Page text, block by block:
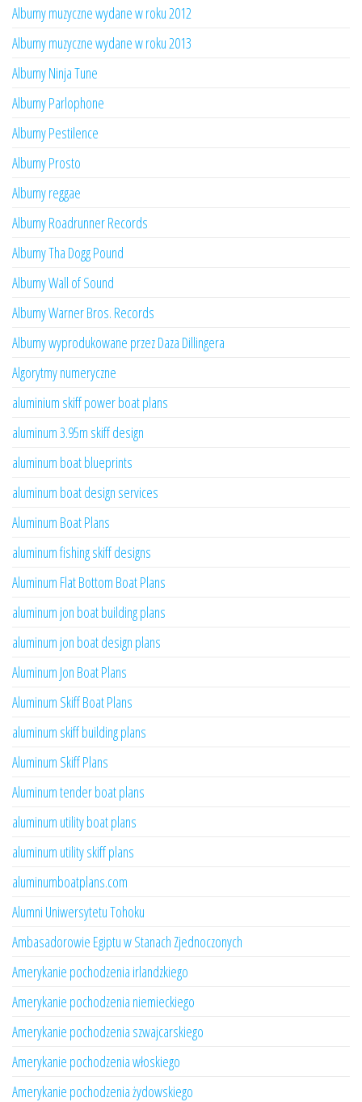
Albumy muzyczne wydane w roku 2012
Albumy muzyczne wydane w roku 2013
Albumy Ninja Tune
Albumy Parlophone
Albumy Pestilence
Albumy Prosto
Albumy reggae
Albumy Roadrunner Records
Albumy Tha Dogg Pound
Albumy Wall of Sound
Albumy Warner Bros. Records
Albumy wyprodukowane przez Daza Dillingera
Algorytmy numeryczne
aluminium skiff power boat plans
aluminum 3.95m skiff design
aluminum boat blueprints
aluminum boat design services
Aluminum Boat Plans
aluminum fishing skiff designs
Aluminum Flat Bottom Boat Plans
aluminum jon boat building plans
aluminum jon boat design plans
Aluminum Jon Boat Plans
Aluminum Skiff Boat Plans
aluminum skiff building plans
Aluminum Skiff Plans
Aluminum tender boat plans
aluminum utility boat plans
aluminum utility skiff plans
aluminumboatplans.com
Alumni Uniwersytetu Tohoku
Ambasadorowie Egiptu w Stanach Zjednoczonych
Amerykanie pochodzenia irlandzkiego
Amerykanie pochodzenia niemieckiego
Amerykanie pochodzenia szwajcarskiego
Amerykanie pochodzenia włoskiego
Amerykanie pochodzenia żydowskiego